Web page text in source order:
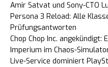
Amir Satvat und Sony-CTO
Persona 3 Reload: Alle
Prüfungsantworten
Chop Chop Inc.
Imperium im Chaos-
Live-Service dominiert